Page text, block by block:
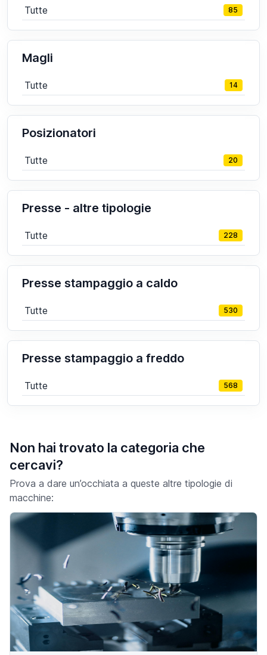
Tutte 85
Magli
Tutte 14
Posizionatori
Tutte 20
Presse - altre tipologie
Tutte 228
Presse stampaggio a caldo
Tutte 530
Presse stampaggio a freddo
Tutte 568
Non hai trovato la categoria che
cercavi?
Prova a dare un’occhiata a queste altre tipologie di
macchine: